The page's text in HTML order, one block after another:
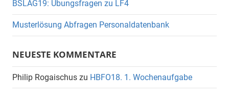
BSLAG19: Übungsfragen zu LF4
Musterlösung Abfragen Personaldatenbank
NEUESTE KOMMENTARE
Philip Rogaischus zu HBFO18. 1. Wochenaufgabe